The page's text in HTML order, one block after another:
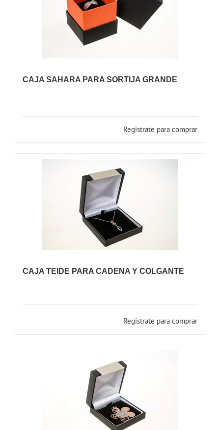
CAJA SAHARA PARA SORTIJA GRANDE
Registrate para comprar
CAJA TEIDE PARA CADENA Y COLGANTE
Registrate para comprar